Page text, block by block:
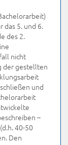
das 5. und 6.
des 2.
nicht
der gestellten
und
–
40-50
Den